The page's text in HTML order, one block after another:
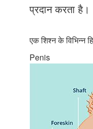
प्रदान करता है।
एक शिश्न के विभिन्न
Penis